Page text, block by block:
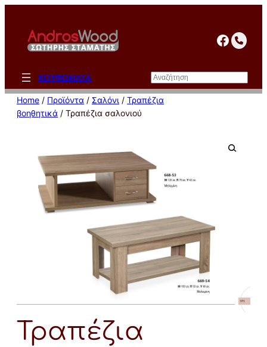
περιεχόμενο
ΚΟΥΦΩΜΑΤΑ Αναζήτηση
Home / Προϊόντα / Σαλόνι / Τραπέζια
βοηθητικά / Τραπέζια σαλονιού
Τραπέζια